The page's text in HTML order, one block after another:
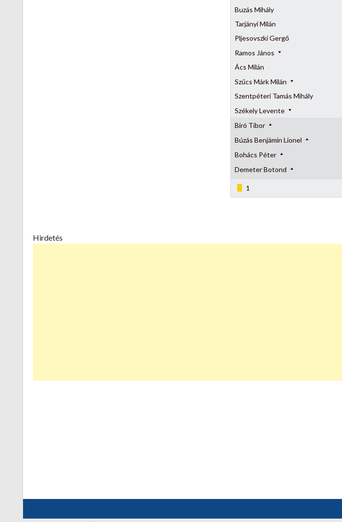
Buzás Mihály
Tarjányi Milán
Pljesovszki Gergő
Ramos János
Ács Milán
Szűcs Márk Milán
Szentpéteri Tamás Mihály
Székely Levente
Biró Tibor
Búzás Benjámin Lionel
Bohács Péter
Demeter Botond
1
Hirdetés